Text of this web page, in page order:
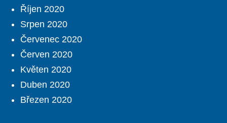
Říjen 2020
Srpen 2020
Červenec 2020
Červen 2020
Květen 2020
Duben 2020
Březen 2020